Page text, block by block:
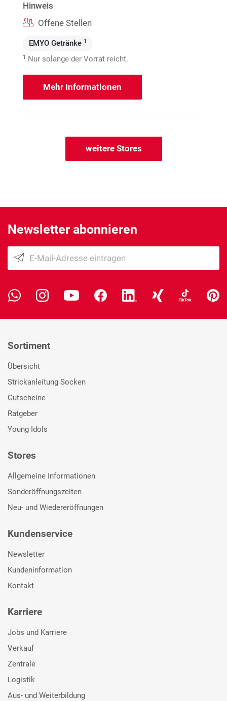
Hinweis
Offene Stellen
EMYO Getränke 1
1 Nur solange der Vorrat reicht.
Mehr Informationen
weitere Stores
Newsletter abonnieren
Sortiment
Übersicht
Strickanleitung Socken
Gutscheine
Ratgeber
Young Idols
Stores
Allgemeine Informationen
Sonderöffnungszeiten
Neu- und Wiedereröffnungen
Kundenservice
Newsletter
Kundeninformation
Kontakt
Karriere
Jobs und Karriere
Verkauf
Zentrale
Logistik
Aus- und Weiterbildung